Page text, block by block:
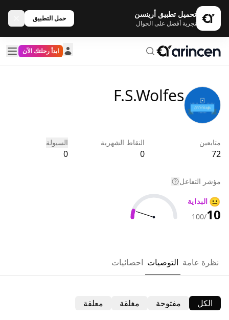
تحميل تطبيق أرينسن
تجربة أفضل على الجوال
حمل التطبيق
ابدأ رحلتك الآن
F.S.Wolfes
متابعين
72
النقاط الشهرية
0
السيولة
0
مؤشر التفاعل
😐 البداية
10
/100
نظرة عامة التوصيات احصائيات
الكل مفتوحة مغلقة معلقة